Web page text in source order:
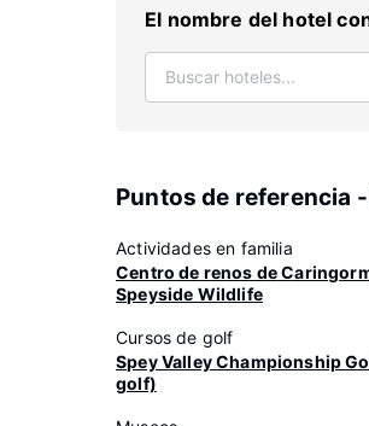
El nombre del hotel
Puntos de referencia
Actividades en familia
Centro de renos de
Speyside Wildlife
Cursos de golf
Spey Valley Championship
golf)